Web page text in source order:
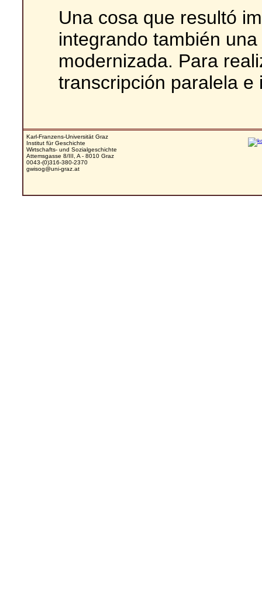
Una cosa que resultó
integrando también
modernizada. Para
transcripción paralela e
Karl-Franzens-Universität Graz
Institut für Geschichte
Wirtschafts- und Sozialgeschichte
Attemsgasse 8/III, A - 8010 Graz
0043-(0)316-380-2370
gwisog@uni-graz.at